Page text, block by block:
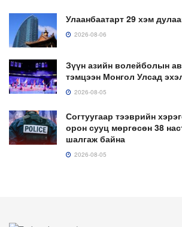
Улаанбаатарт 29 хэм
2026-08-06
Зүүн азийн волейболын
тэмцээн Монгол Улсад
2026-08-05
Согтуугаар тээврийн
орон сууц мөргөсөн 38
шалгаж байна
2026-08-05